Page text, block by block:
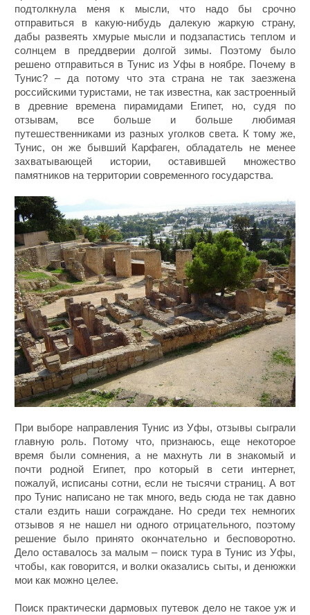
подтолкнула меня к мысли, что надо бы срочно
отправиться в какую-нибудь далекую жаркую страну,
дабы развеять хмурые мысли и подзапастись теплом и
солнцем в преддверии долгой зимы. Поэтому было
решено отправиться в Тунис из Уфы в ноябре. Почему в
Тунис? – да потому что эта страна не так заезжена
российскими туристами, не так известна, как застроенный
в древние времена пирамидами Египет, но, судя по
отзывам, все больше и больше любимая
путешественниками из разных уголков света. К тому же,
Тунис, он же бывший Карфаген, обладатель не менее
захватывающей истории, оставившей множество
памятников на территории современного государства.
При выборе направления Тунис из Уфы, отзывы сыграли
главную роль. Потому что, признаюсь, еще некоторое
время были сомнения, а не махнуть ли в знакомый и
почти родной Египет, про который в сети интернет,
пожалуй, исписаны сотни, если не тысячи страниц. А вот
про Тунис написано не так много, ведь сюда не так давно
стали ездить наши сограждане. Но среди тех немногих
отзывов я не нашел ни одного отрицательного, поэтому
решение было принято окончательно и бесповоротно.
Дело оставалось за малым – поиск тура в Тунис из Уфы,
чтобы, как говорится, и волки оказались сыты, и денюжки
мои как можно целее.
Поиск практически дармовых путевок дело не такое уж и